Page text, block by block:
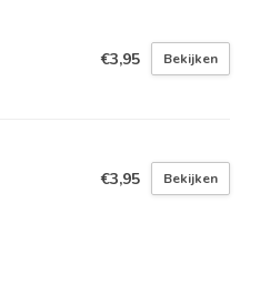
€3,95 Bekijken
€3,95 Bekijken